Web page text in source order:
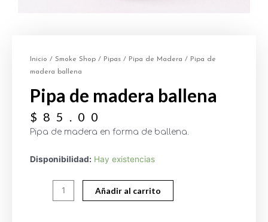
Inicio / Smoke Shop / Pipas / Pipa de Madera / Pipa de
madera ballena
Pipa de madera ballena
$ 85.00
Pipa de madera en forma de ballena.
Disponibilidad: Hay existencias
Añadir al carrito